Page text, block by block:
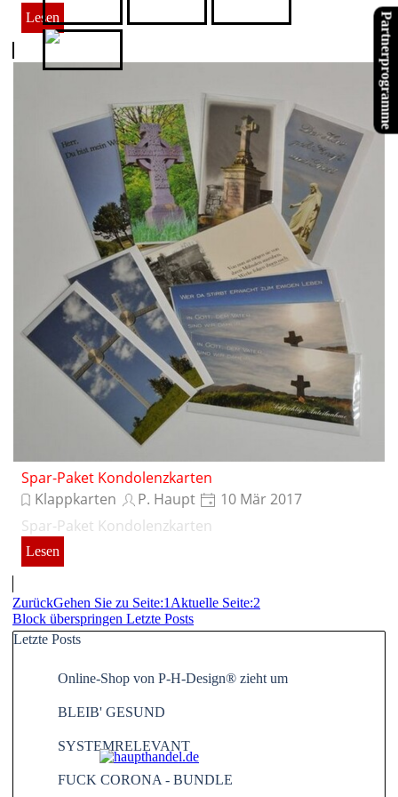
Partnerprogramme
Lesen
Spar-Paket Kondolenzkarten
Klappkarten
P. Haupt
10 Mär 2017
Spar-Paket Kondolenzkarten
Lesen
ZurückGehen Sie zu Seite:1 Aktuelle Seite:2
Block überspringen Letzte Posts
Letzte Posts
Online-Shop von P-H-Design® zieht um
BLEIB' GESUND
SYSTEMRELEVANT
FUCK CORONA - BUNDLE
Tubefittings.eu